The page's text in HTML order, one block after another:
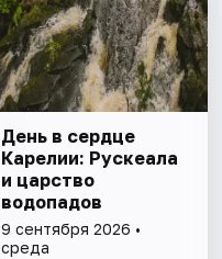
День в сердце
Карелии: Рускеала
и царство
водопадов
9 сентября 2026 •
среда